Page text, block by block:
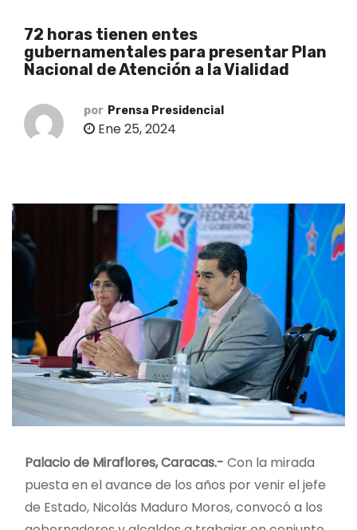
72 horas tienen entes
gubernamentales para presentar Plan
Nacional de Atención a la Vialidad
por Prensa Presidencial
Ene 25, 2024
Palacio de Miraflores, Caracas.- Con la mirada
puesta en el avance de los años por venir el jefe
de Estado, Nicolás Maduro Moros, convocó a los